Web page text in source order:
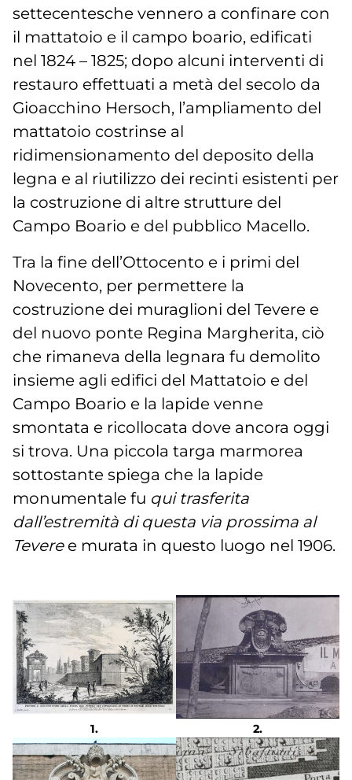
settecentesche vennero a confinare con
il mattatoio e il campo boario, edificati
nel 1824 – 1825; dopo alcuni interventi di
restauro effettuati a metà del secolo da
Gioacchino Hersoch, l’ampliamento del
mattatoio costrinse al
ridimensionamento del deposito della
legna e al riutilizzo dei recinti esistenti per
la costruzione di altre strutture del
Campo Boario e del pubblico Macello.
Tra la fine dell’Ottocento e i primi del
Novecento, per permettere la
costruzione dei muraglioni del Tevere e
del nuovo ponte Regina Margherita, ciò
che rimaneva della legnara fu demolito
insieme agli edifici del Mattatoio e del
Campo Boario e la lapide venne
smontata e ricollocata dove ancora oggi
si trova. Una piccola targa marmorea
sottostante spiega che la lapide
monumentale fu qui trasferita
dall’estremità di questa via prossima al
Teveree murata in questo luogo nel 1906.